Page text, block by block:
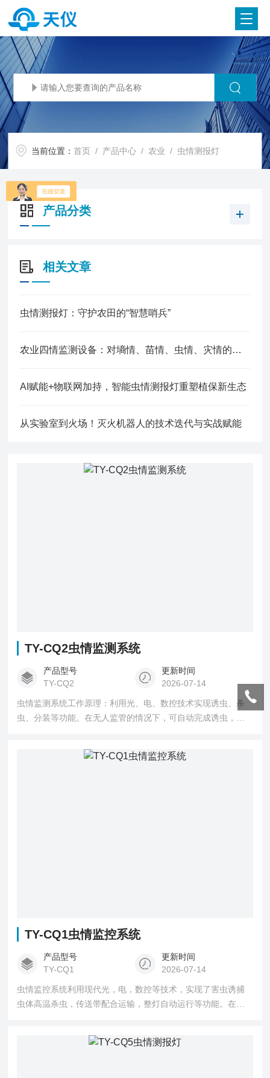
当前位置：首页 / 产品中心 / 农业 / 虫情测报灯
产品分类
相关文章
虫情测报灯：守护农田的“智慧哨兵”
农业四情监测设备：对墒情、苗情、虫情、灾情的综合监测
AI赋能+物联网加持，智能虫情测报灯重塑植保新生态
从实验室到火场！灭火机器人的技术迭代与实战赋能
TY-CQ2虫情监测系统
产品型号
TY-CQ2
更新时间
2026-07-14
虫情监测系统工作原理：利用光、电、数控技术实现诱虫、杀
虫、分装等功能。在无人监管的情况下，可自动完成诱虫，杀
传到指定农业云平台。
TY-CQ1虫情监控系统
产品型号
TY-CQ1
更新时间
2026-07-14
虫情监控系统利用现代光，电，数控等技术，实现了害虫诱捕
虫体高温杀虫，传送带配合运输，整灯自动运行等功能。在无
网技术并实时将环境气象和虫害情况上传到指定农业云平台。